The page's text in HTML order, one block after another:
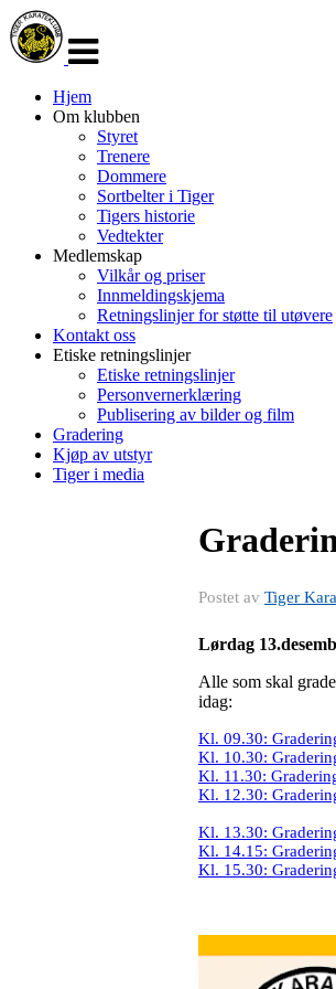
navigasjon
Hjem
Om klubben
Styret
Trenere
Dommere
Sortbelter i Tiger
Tigers historie
Vedtekter
Medlemskap
Vilkår og priser
Innmeldingskjema
Retningslinjer for støtte til utøvere
Kontakt oss
Etiske retningslinjer
Etiske retningslinjer
Personvernerklæring
Publisering av bilder og film
Gradering
Kjøp av utstyr
Tiger i media
Postet av Tiger
Lørdag
Alle som skal
idag:
Kl. 09.30:
Kl. 10.30:
Kl. 11.30:
Kl. 12.30:
Kl. 13.30:
Kl. 14.15:
Kl. 15.30: